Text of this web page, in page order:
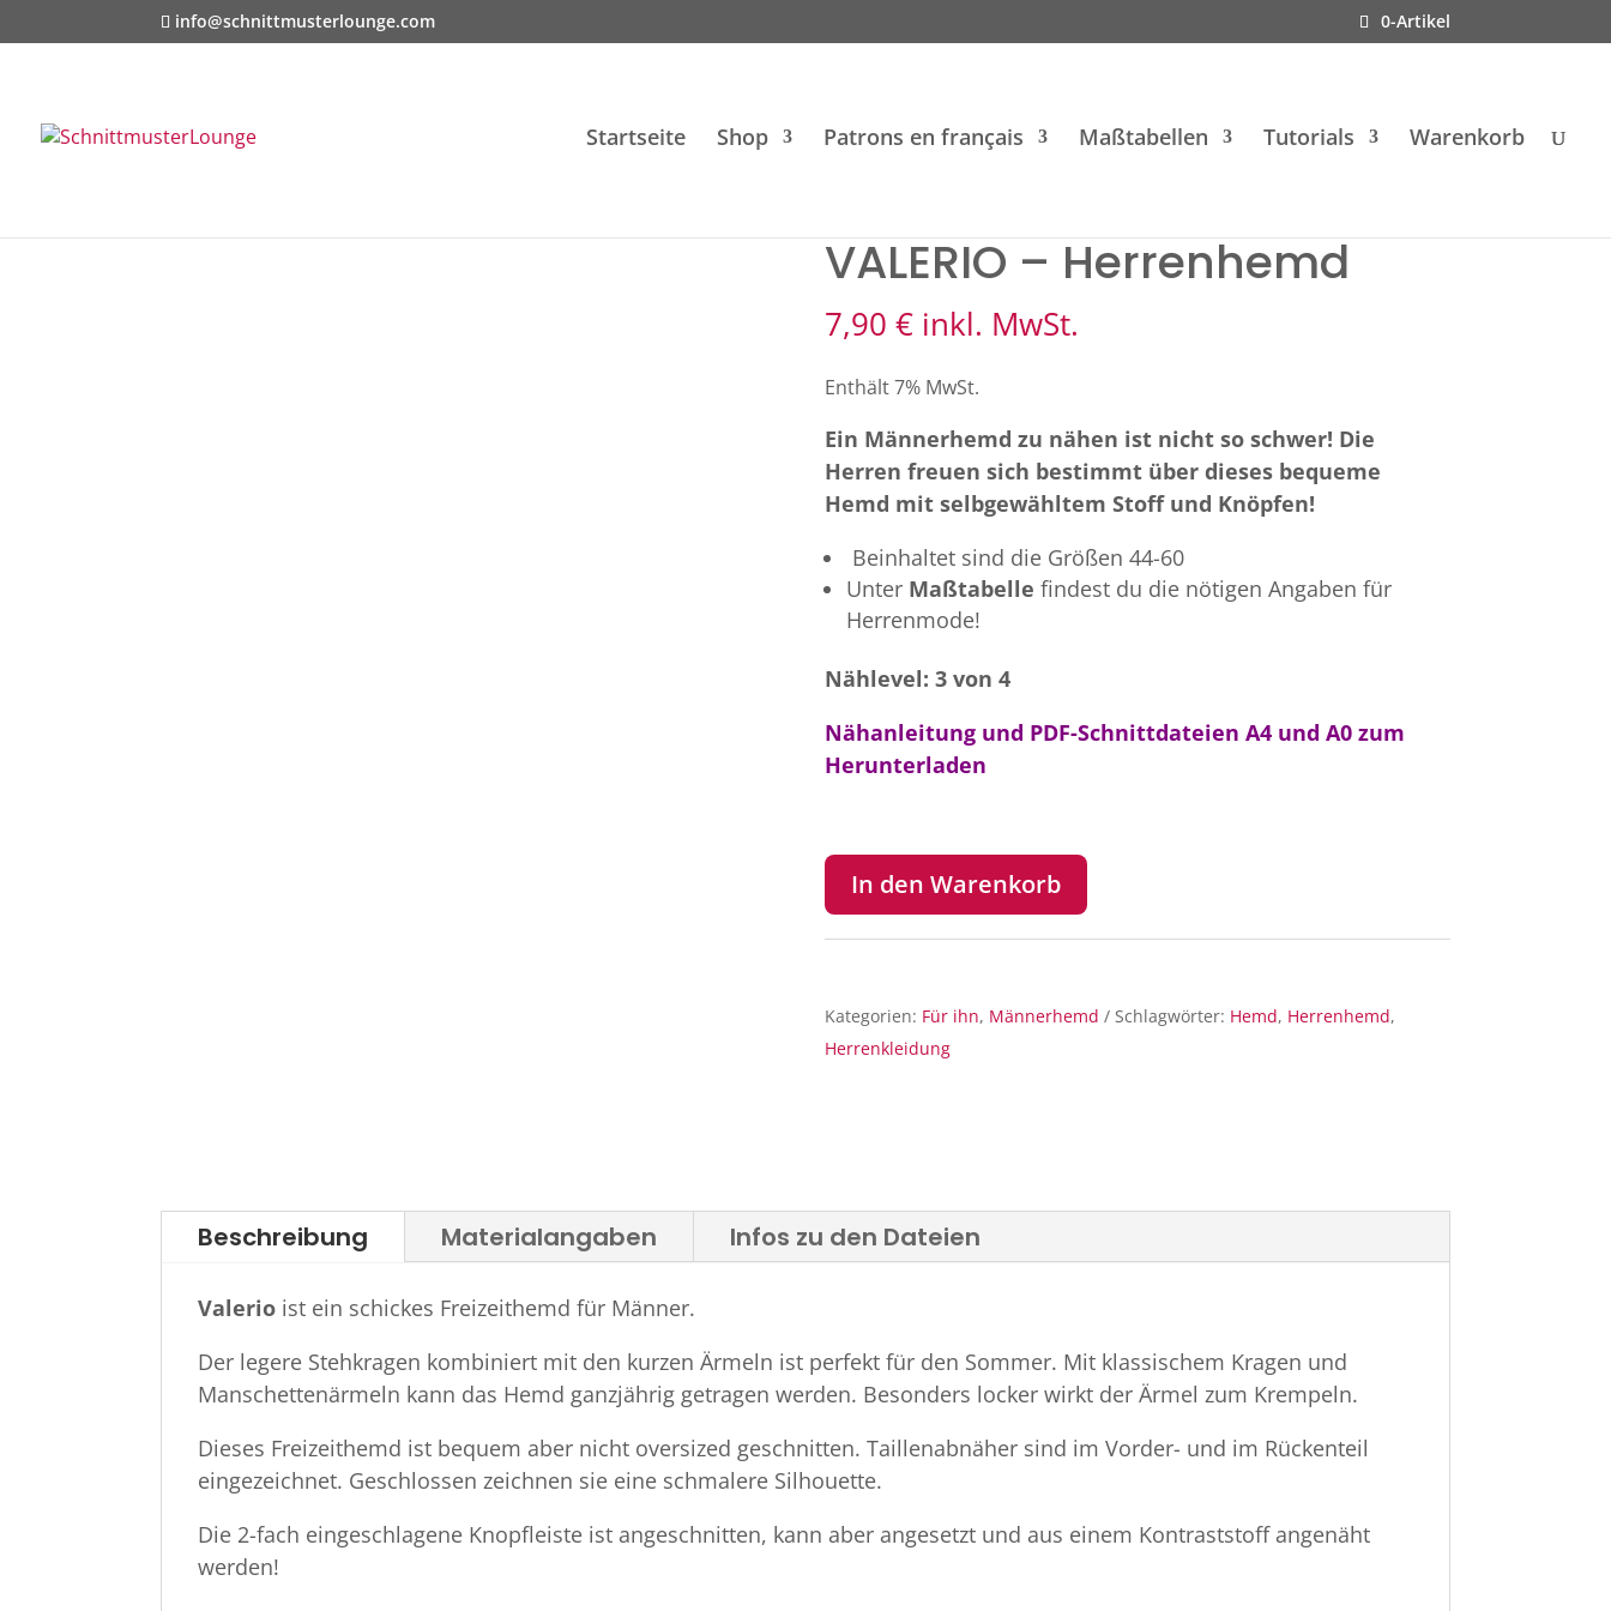
info@schnittmusterlounge.com 0-Artikel
Startseite Shop Patrons en français Maßtabellen Tutorials Warenkorb
VALERIO – Herrenhemd
7,90€ inkl. MwSt.
Enthält 7% MwSt.
Ein Männerhemd zu nähen ist nicht so schwer! Die
Herren freuen sich bestimmt über dieses bequeme
Hemd mit selbgewähltem Stoff und Knöpfen!
Beinhaltet sind die Größen 44-60
Unter Maßtabelle findest du die nötigen Angaben für
Herrenmode!
Nählevel: 3 von 4
Nähanleitung und PDF-Schnittdateien A4 und A0 zum
Herunterladen
In den Warenkorb
Kategorien: Für ihn, Männerhemd Schlagwörter: Hemd, Herrenhemd,
Herrenkleidung
Beschreibung Materialangaben Infos zu den Dateien
Valerio ist ein schickes Freizeithemd für Männer.
Der legere Stehkragen kombiniert mit den kurzen Ärmeln ist perfekt für den Sommer. Mit klassischem Kragen und
Manschettenärmeln kann das Hemd ganzjährig getragen werden. Besonders locker wirkt der Ärmel zum Krempeln.
Dieses Freizeithemd ist bequem aber nicht oversized geschnitten. Taillenabnäher sind im Vorder- und im Rückenteil
eingezeichnet. Geschlossen zeichnen sie eine schmalere Silhouette.
Die 2-fach eingeschlagene Knopfleiste ist angeschnitten, kann aber angesetzt und aus einem Kontraststoff angenäht
werden!